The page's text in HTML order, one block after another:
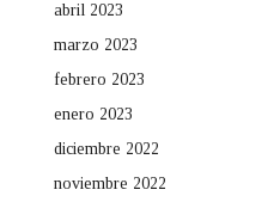
abril 2023
marzo 2023
febrero 2023
enero 2023
diciembre 2022
noviembre 2022